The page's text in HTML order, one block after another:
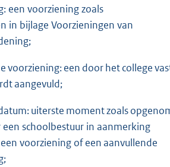
een voorziening zoals
in bijlage Voorzieningen van
voorziening: een door het college
aangevuld;
uiterste moment zoals
schoolbestuur in aanmerking
voorziening of een aanvullende